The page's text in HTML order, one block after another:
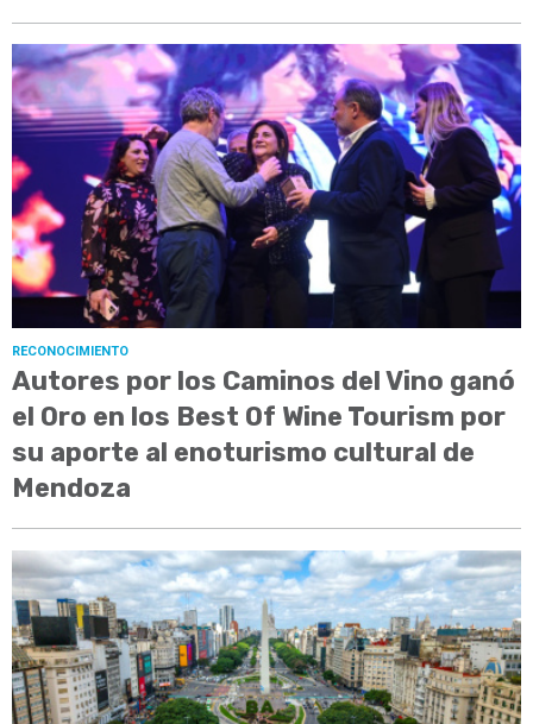
RECONOCIMIENTO
Autores por los Caminos del Vino ganó
el Oro en los Best Of Wine Tourism por
su aporte al enoturismo cultural de
Mendoza